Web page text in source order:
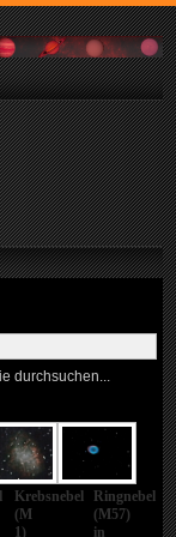
Krebsnebel
(M
1)
Ringnebel
(M57)
in